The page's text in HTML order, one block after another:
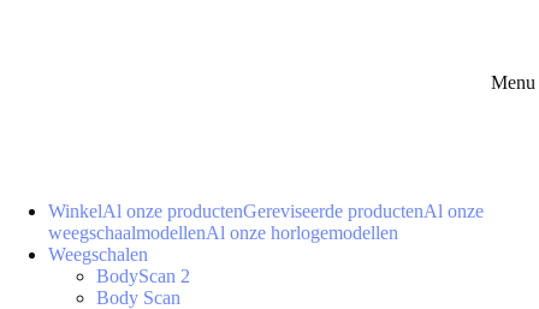
Menu
WinkelAl onze productenGereviseerde productenAl onze
weegschaalmodellenAl onze horlogemodellen
Weegschalen
BodyScan 2
Body Scan